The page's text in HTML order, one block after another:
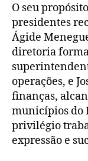
O seu
presidentes
Ágide
diretoria
operações, e
finanças,
municípios do
privilégio
expressão e